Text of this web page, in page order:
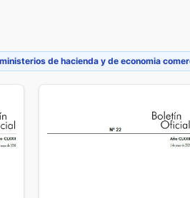
de hacienda y de economia